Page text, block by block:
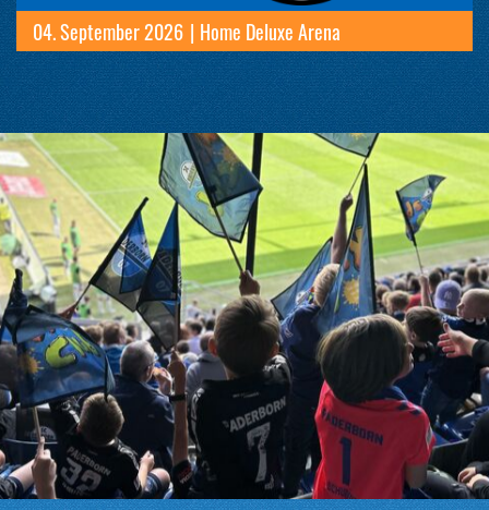
04. September 2026 | Home Deluxe Arena